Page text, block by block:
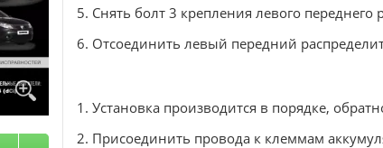
5. Снять болт 3 крепления левого переднего
6. Отсоединить левый передний
1. Установка производится в порядке,
2. Присоединить провода к клеммам